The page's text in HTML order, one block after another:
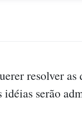
resolver
serão